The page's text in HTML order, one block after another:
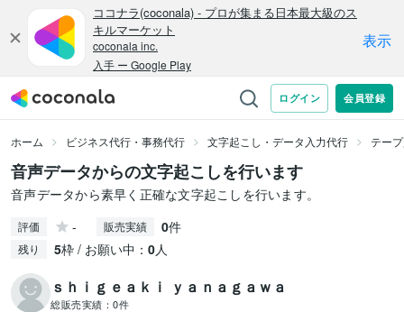
ホーム ビジネス代行・事務代行 文字起こし・データ入力代行 テー
音声データからの文字起こしを行います
音声データから素早く正確な文字起こしを行います。
評価 - 販売実績 0件
残り 5枠 / お願い中： 0人
ｓｈｉｇｅａｋｉ ｙａｎａｇａｗａ
総販売実績： 0件